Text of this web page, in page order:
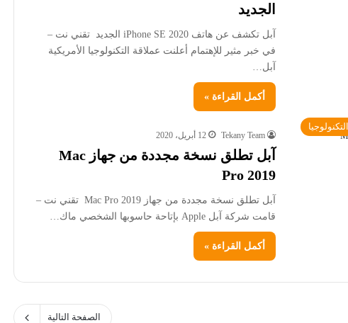
الجديد
آبل تكشف عن هاتف iPhone SE 2020 الجديد تقني نت –
في خبر مثير للإهتمام أعلنت عملاقة التكنولوجيا الأمريكية
آبل…
أكمل القراءة »
التكنولوجيا
Tekany Team 12 أبريل، 2020
آبل تطلق نسخة مجددة من جهاز Mac
Pro 2019
آبل تطلق نسخة مجددة من جهاز Mac Pro 2019 تقني نت –
قامت شركة آبل Apple بإتاحة حاسوبها الشخصي ماك…
أكمل القراءة »
الصفحة التالية